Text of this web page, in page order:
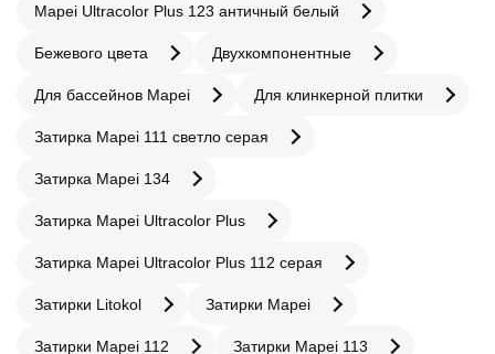
Mapei Ultracolor Plus 123 античный белый
Бежевого цвета Двухкомпонентные
Для бассейнов Mapei Для клинкерной плитки
Затирка Mapei 111 светло серая
Затирка Mapei 134
Затирка Mapei Ultracolor Plus
Затирка Mapei Ultracolor Plus 112 серая
Затирки Litokol Затирки Mapei
Затирки Mapei 112 Затирки Mapei 113